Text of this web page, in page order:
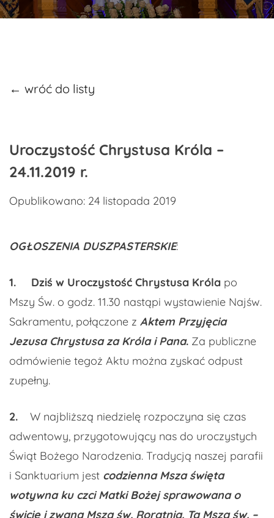
← wróć do listy
Uroczystość Chrystusa Króla –
24.11.2019 r.
Opublikowano: 24 listopada 2019
OGŁOSZENIA DUSZPASTERSKIE:
1. Dziś w Uroczystość Chrystusa Króla po
Mszy Św. o godz. 11.30 nastąpi wystawienie Najśw.
Sakramentu, połączone z Aktem Przyjęcia
Jezusa Chrystusa za Króla i Pana. Za publiczne
odmówienie tegoż Aktu można zyskać odpust
zupełny.
2. W najbliższą niedzielę rozpoczyna się czas
adwentowy, przygotowujący nas do uroczystych
Świąt Bożego Narodzenia. Tradycją naszej parafii
i Sanktuarium jest codzienna Msza święta
wotywna ku czci Matki Bożej sprawowana o
świcie i zwana Mszą św. Roratnią. Ta Msza św. –